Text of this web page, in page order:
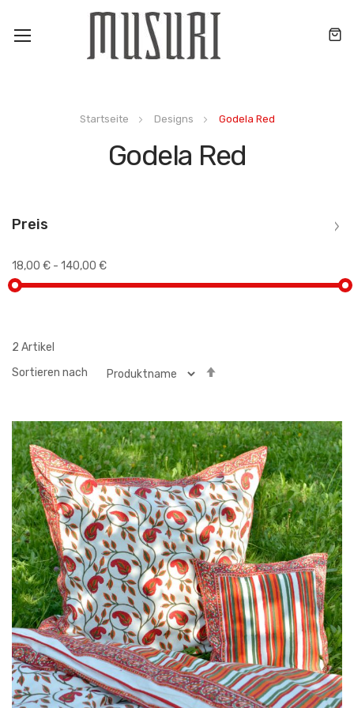
Toggle
Startseite Designs Godela Red
Godela Red
Preis
18,00 € - 140,00 €
2 Artikel
Sortieren nach
festgelegt